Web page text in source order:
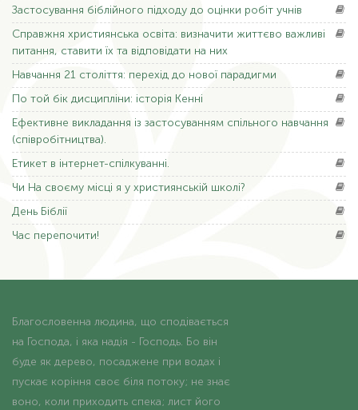
Застосування біблійного підходу до оцінки робіт учнів
Справжня християнська освіта: визначити життєво важливі
питання, ставити їх та відповідати на них
Навчання 21 століття: перехід до нової парадигми
По той бік дисципліни: історія Кенні
Ефективне викладання із застосуванням спільного навчання
(співробітництва).
Етикет в інтернет-спілкуванні.
Чи На своєму місці я у християнській школі?
День Біблії
Час перепочити!
Благословенна людина, що сподівається
на Господа, і яка надія - Господь. Бо він
буде як дерево, посаджене при водах і
пускає коріння своє біля потоку; не знає
воно, коли приходить спека; лист його